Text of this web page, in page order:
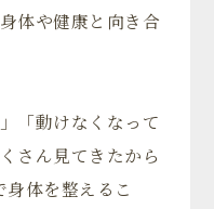
体や健康と向き合
「動けなくなって
さん見てきたから
身体を整えるこ